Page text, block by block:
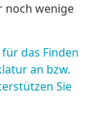
noch wenige
für das Finden
an bzw.
Sie